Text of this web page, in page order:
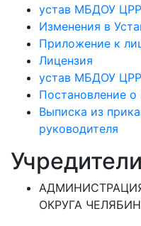
устав МБДОУ
Изменения в
Приложение к
Лицензия
устав МБДОУ
Постановление
Выписка из
руководителя
Учредители
ОКРУГА